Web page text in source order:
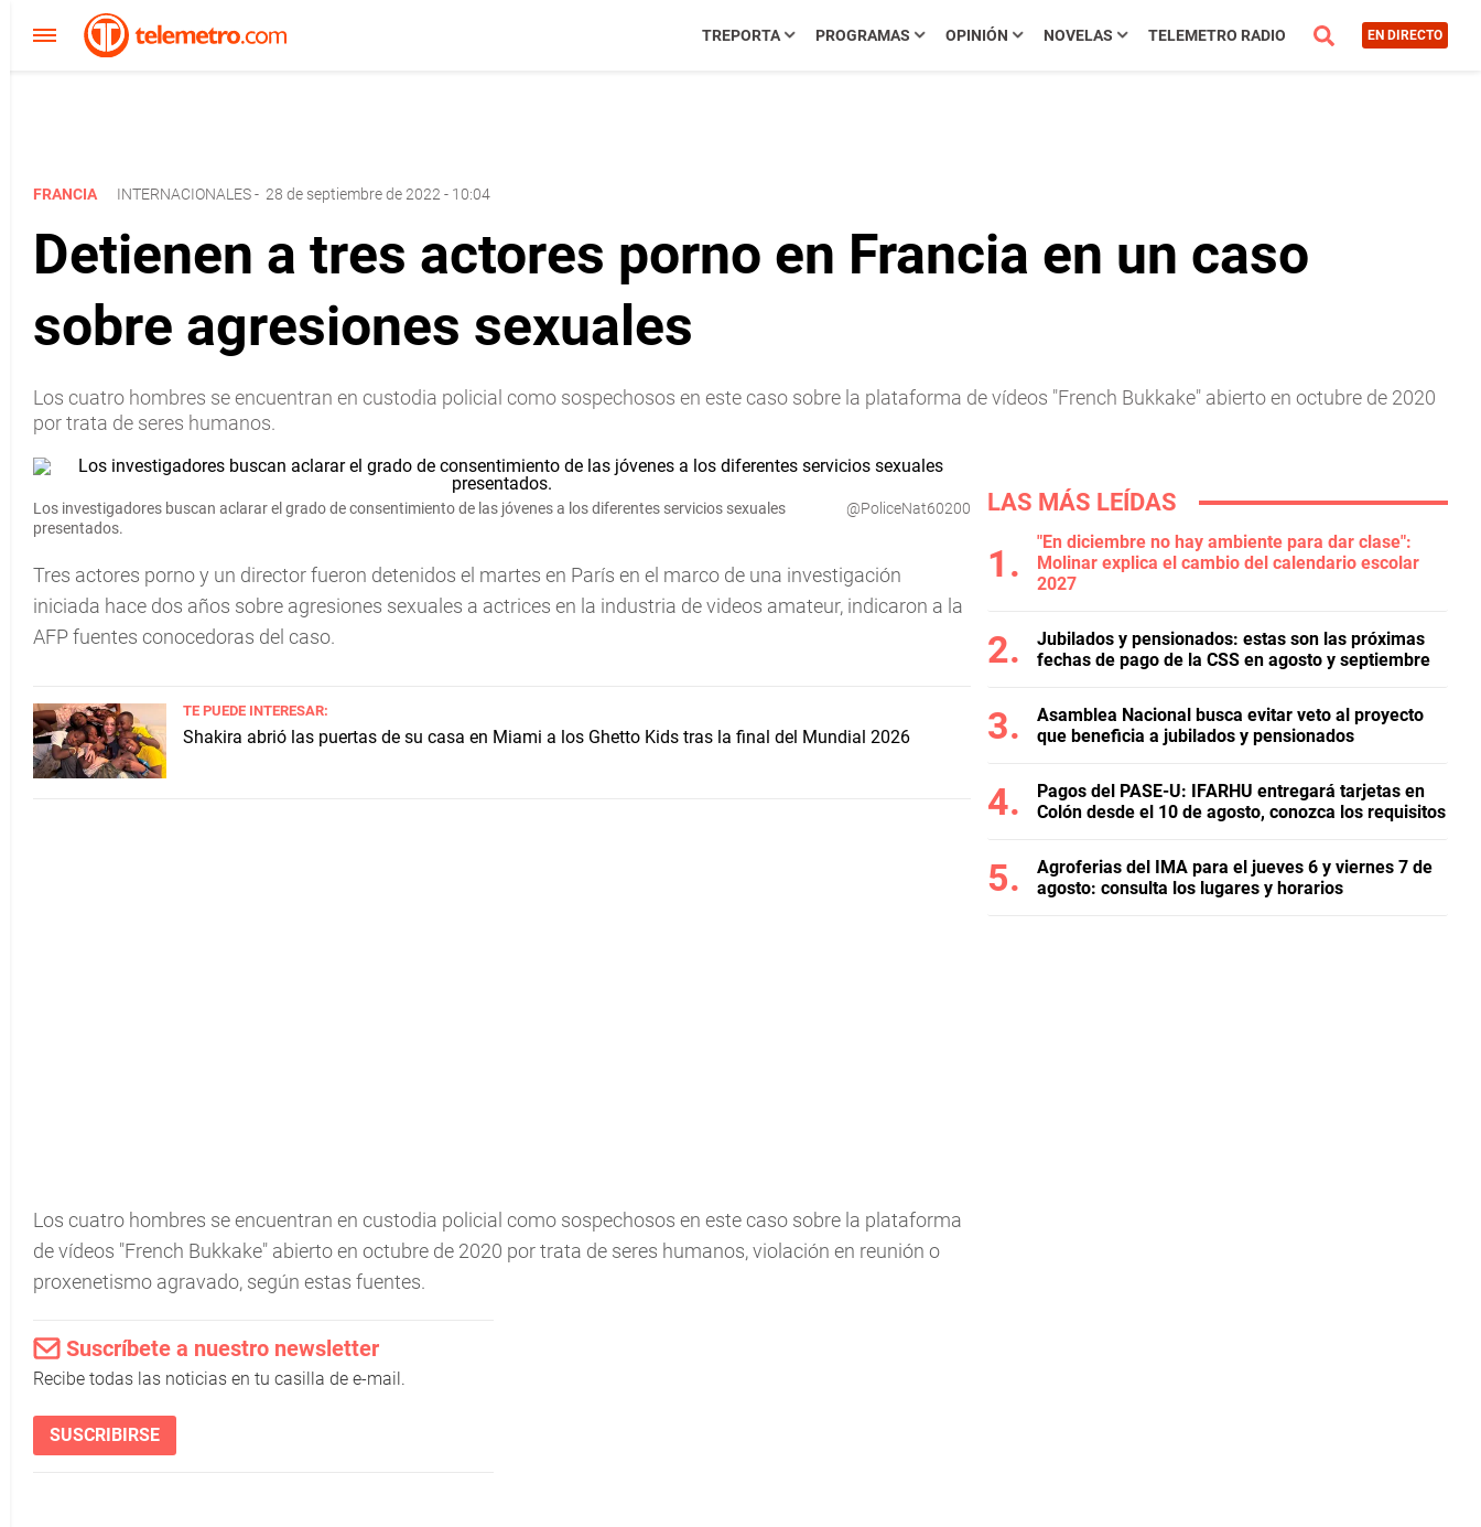
TREPORTA PROGRAMAS OPINIÓN NOVELAS TELEMETRO RADIO EN DIRECTO
FRANCIA INTERNACIONALES- 28 de septiembre de 2022 - 10:04
Detienen a tres actores porno en Francia en un caso
sobre agresiones sexuales
Los cuatro hombres se encuentran en custodia policial como sospechosos en este caso sobre la plataforma de vídeos "French Bukkake" abierto en octubre de 2020
por trata de seres humanos.
Los investigadores buscan aclarar el grado de consentimiento de las jóvenes a los diferentes servicios sexuales
presentados.
@PoliceNat60200
Tres actores porno y un director fueron detenidos el martes en París en el marco de una investigación
iniciada hace dos años sobre agresiones sexuales a actrices en la industria de videos amateur, indicaron a la
AFP fuentes conocedoras del caso.
TE PUEDE INTERESAR:
Shakira abrió las puertas de su casa en Miami a los Ghetto Kids tras la final del Mundial 2026
Los cuatro hombres se encuentran en custodia policial como sospechosos en este caso sobre la plataforma
de vídeos "French Bukkake" abierto en octubre de 2020 por trata de seres humanos, violación en reunión o
proxenetismo agravado, según estas fuentes.
Suscríbete a nuestro newsletter
Recibe todas las noticias en tu casilla de e-mail.
SUSCRIBIRSE
LAS MÁS LEÍDAS
"En diciembre no hay ambiente para dar clase":
Molinar explica el cambio del calendario escolar
2027
Jubilados y pensionados: estas son las próximas
fechas de pago de la CSS en agosto y septiembre
Asamblea Nacional busca evitar veto al proyecto
que beneficia a jubilados y pensionados
Pagos del PASE-U: IFARHU entregará tarjetas en
Colón desde el 10 de agosto, conozca los requisitos
Agroferias del IMA para el jueves 6 y viernes 7 de
agosto: consulta los lugares y horarios